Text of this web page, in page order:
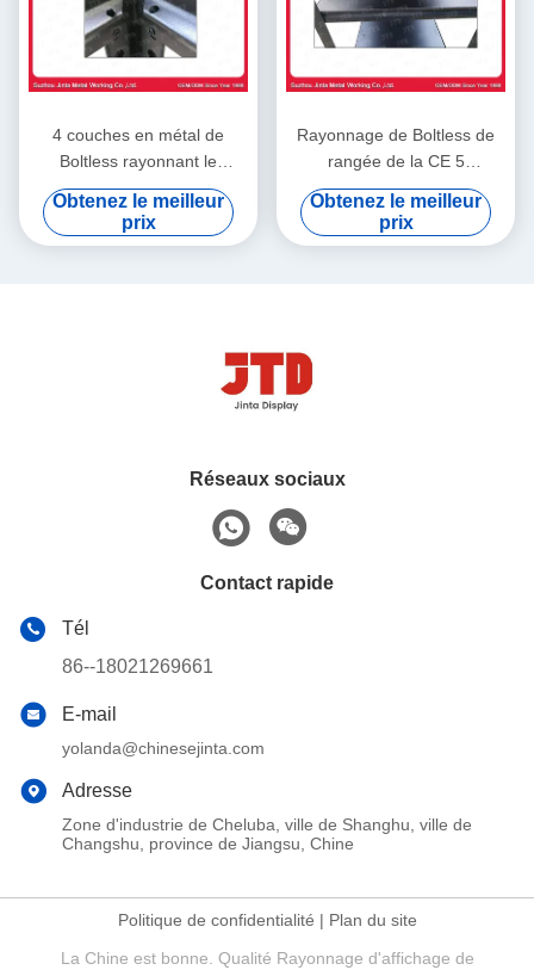
4 couches en métal de
Boltless rayonnant le
rayonnage en acier de
support de rivet de 180cm
45cm
Obtenez le meilleur
prix
Rayonnage de Boltless de
rangée de la CE 5
180x90x40cm 180kg par
couche dans le garage
Obtenez le meilleur
prix
Réseaux sociaux
Contact rapide
Tél
86--18021269661
E-mail
yolanda@chinesejinta.com
Adresse
Zone d'industrie de Cheluba, ville de Shanghu, ville de
Changshu, province de Jiangsu, Chine
Politique de confidentialité | Plan du site
La Chine est bonne. Qualité Rayonnage d'affichage de